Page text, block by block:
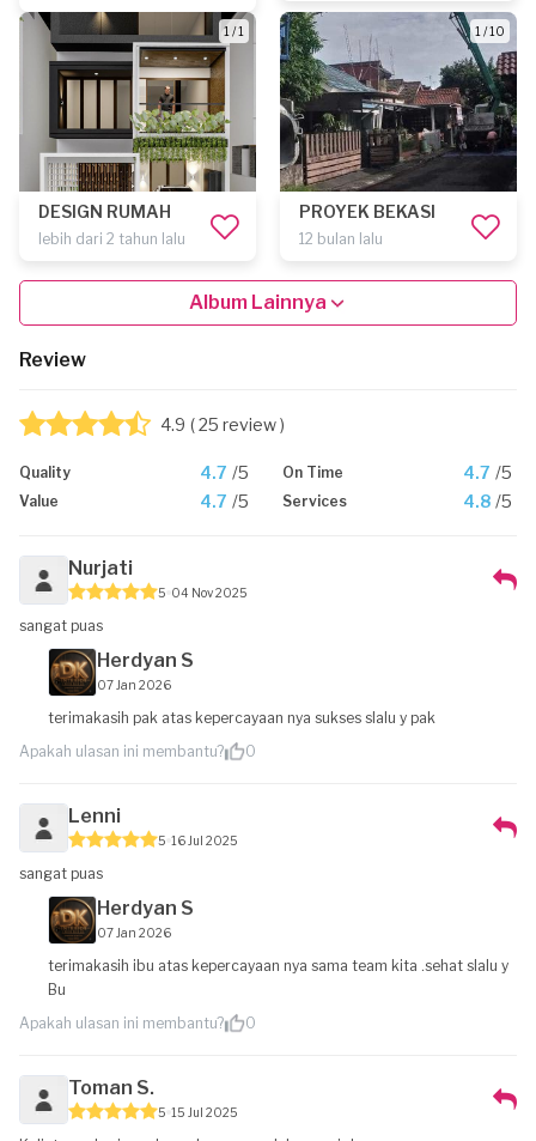
1 / 1
DESIGN RUMAH
lebih dari 2 tahun lalu
1 / 10
PROYEK BEKASI
12 bulan lalu
Album Lainnya
Review
4.9 ( 25 review )
Quality 4.7 /5 On Time 4.7 /5
Value 4.7 /5 Services 4.8 /5
Nurjati
5 04 Nov 2025
sangat puas
Herdyan S
07 Jan 2026
terimakasih pak atas kepercayaan nya sukses slalu y pak
Apakah ulasan ini membantu?
0
Lenni
5 16 Jul 2025
sangat puas
Herdyan S
07 Jan 2026
terimakasih ibu atas kepercayaan nya sama team kita .sehat slalu y
Bu
Apakah ulasan ini membantu?
0
Toman S.
5 15 Jul 2025